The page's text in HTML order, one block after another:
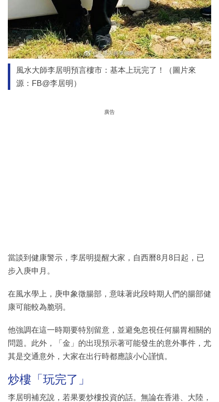
風水大師李居明預言樓市：基本上玩完了！（圖片來
源：FB@李居明）
廣告
當談到健康警示，李居明提醒大家，自西曆8月8日起，已
步入庚申月。
在風水學上，庚申象徵腸部，意味著此段時期人們的腸部健
康可能較為脆弱。
他強調在這一時期要特別留意，並避免忽視任何腸胃相關的
問題。此外，「金」的出現預示著可能發生的意外事件，尤
其是交通意外，大家在出行時都應該小心謹慎。
炒樓「玩完了」
李居明補充說，若果要炒樓投資的話。無論在香港、大陸，